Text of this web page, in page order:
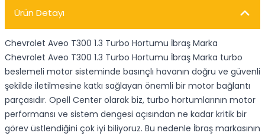
Ürün Detayı
Chevrolet Aveo T300 1.3 Turbo Hortumu İbraş Marka
Chevrolet Aveo T300 1.3 Turbo Hortumu İbraş Marka turbo
beslemeli motor sisteminde basınçlı havanın doğru ve güvenli
şekilde iletilmesine katkı sağlayan önemli bir motor bağlantı
parçasıdır. Opell Center olarak biz, turbo hortumlarının motor
performansı ve sistem dengesi açısından ne kadar kritik bir
görev üstlendiğini çok iyi biliyoruz. Bu nedenle İbraş markasının